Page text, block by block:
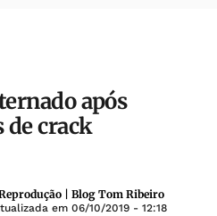
após
de crack
| Blog Tom Ribeiro
em 06/10/2019 - 12:18